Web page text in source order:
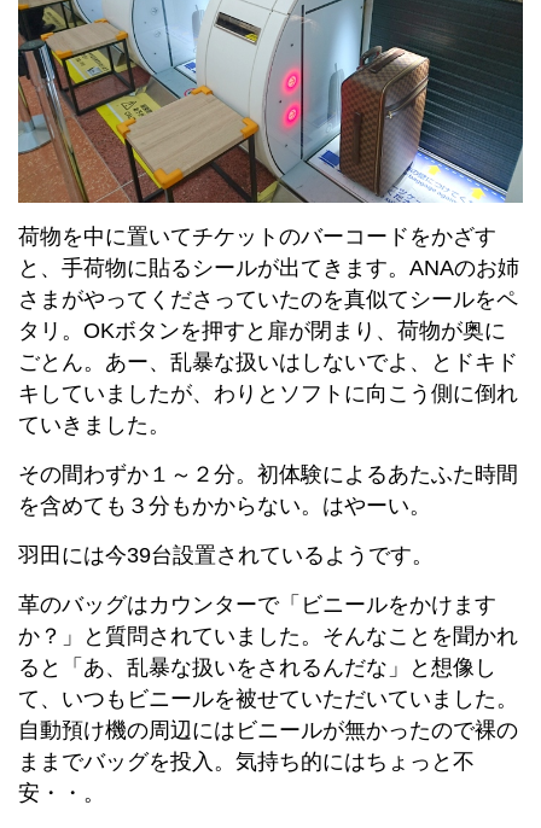
荷物を中に置いてチケットのバーコードをかざす
と、手荷物に貼るシールが出てきます。ANAのお姉
さまがやってくださっていたのを真似てシールをペ
タリ。OKボタンを押すと扉が閉まり、荷物が奥に
ごとん。あー、乱暴な扱いはしないでよ、とドキド
キしていましたが、わりとソフトに向こう側に倒れ
ていきました。
その間わずか１～２分。初体験によるあたふた時間
を含めても３分もかからない。はやーい。
羽田には今39台設置されているようです。
革のバッグはカウンターで「ビニールをかけます
か？」と質問されていました。そんなことを聞かれ
ると「あ、乱暴な扱いをされるんだな」と想像し
て、いつもビニールを被せていただいていました。
自動預け機の周辺にはビニールが無かったので裸の
ままでバッグを投入。気持ち的にはちょっと不
安・・。